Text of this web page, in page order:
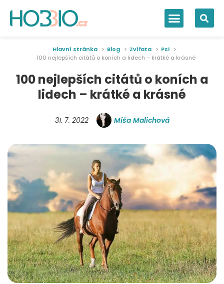
Hlavní stránka Blog Zvířata
Psi
100 nejlepších citátů o koních a lidech – krátké a krásné
100 nejlepších citátů o koních a
lidech – krátké a krásné
31. 7. 2022 Míša Malichová